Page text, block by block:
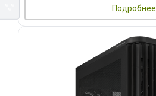
Подробнее